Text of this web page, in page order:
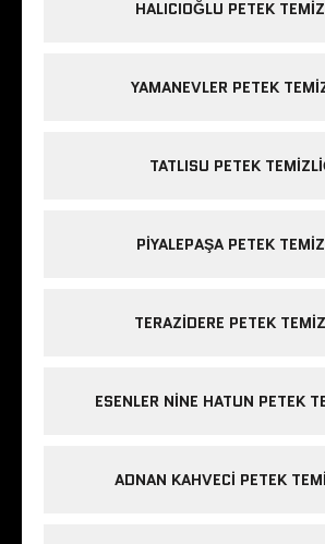
HALICIOĞLU PETEK
YAMANEVLER PETEK
TATLISU PETEK
PIYALEPAŞA PETEK
TERAZIDERE PETEK
ESENLER NINE HATUN PETEK
ADNAN KAHVECI PETEK